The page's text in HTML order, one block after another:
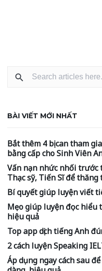
BÀI VIẾT MỚI NHẤT
Bắt thêm 4 bị can tham
bằng cấp cho Sinh Viên
Vấn nạn nhức nhối trước
Thạc sỹ, Tiến Sĩ để thăng
Bí quyết giúp luyện viết
Mẹo giúp luyện đọc hiểu
hiệu quả
Top app dịch tiếng Anh
2 cách luyện Speaking
Áp dụng ngay cách sau